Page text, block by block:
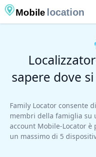
Mobile location
sapere dove
Family Locator consente
membri della famiglia su
account Mobile-Locator
un massimo di 5